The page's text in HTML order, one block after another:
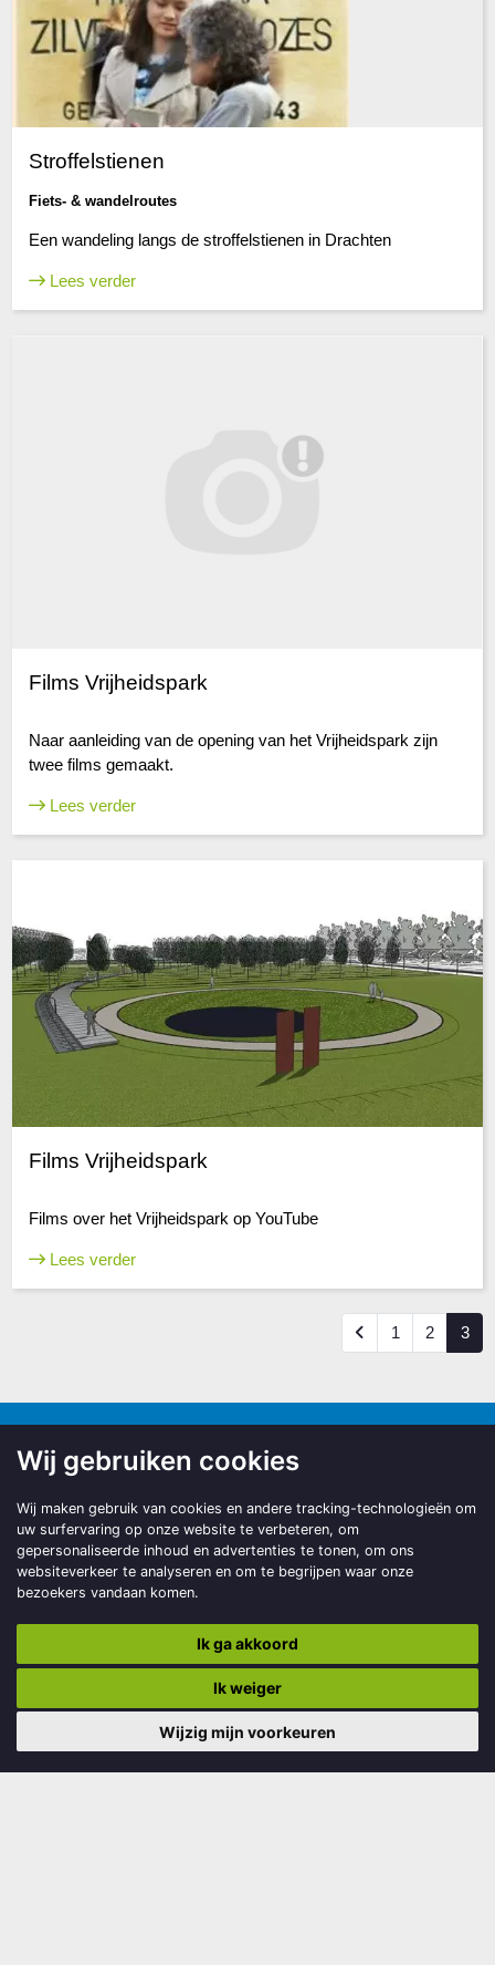
Wij gebruiken cookies
Wij maken gebruik van cookies en andere tracking-technologieën om
uw surfervaring op onze website te verbeteren, om
gepersonaliseerde inhoud en advertenties te tonen, om ons
websiteverkeer te analyseren en om te begrijpen waar onze
bezoekers vandaan komen.
Ik ga akkoord
Ik weiger
Wijzig mijn voorkeuren
Stroffelstienen
Fiets- & wandelroutes
Een wandeling langs de stroffelstienen in Drachten
Lees verder
Films Vrijheidspark
Naar aanleiding van de opening van het Vrijheidspark zijn
twee films gemaakt.
Lees verder
Films Vrijheidspark
Films over het Vrijheidspark op YouTube
Lees verder
1 2 3
Smelne's Erfskip
Museumplein 2
9203 DD Drachten
info@smelneserfskip.nl
Redactie magazine